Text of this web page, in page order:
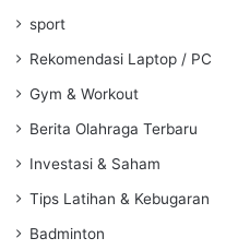
sport
Rekomendasi Laptop / PC
Gym & Workout
Berita Olahraga Terbaru
Investasi & Saham
Tips Latihan & Kebugaran
Badminton